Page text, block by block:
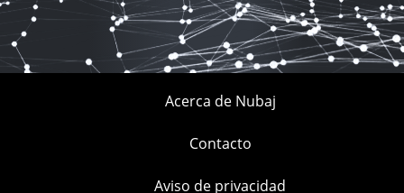
Acerca de Nubaj
Contacto
Aviso de privacidad